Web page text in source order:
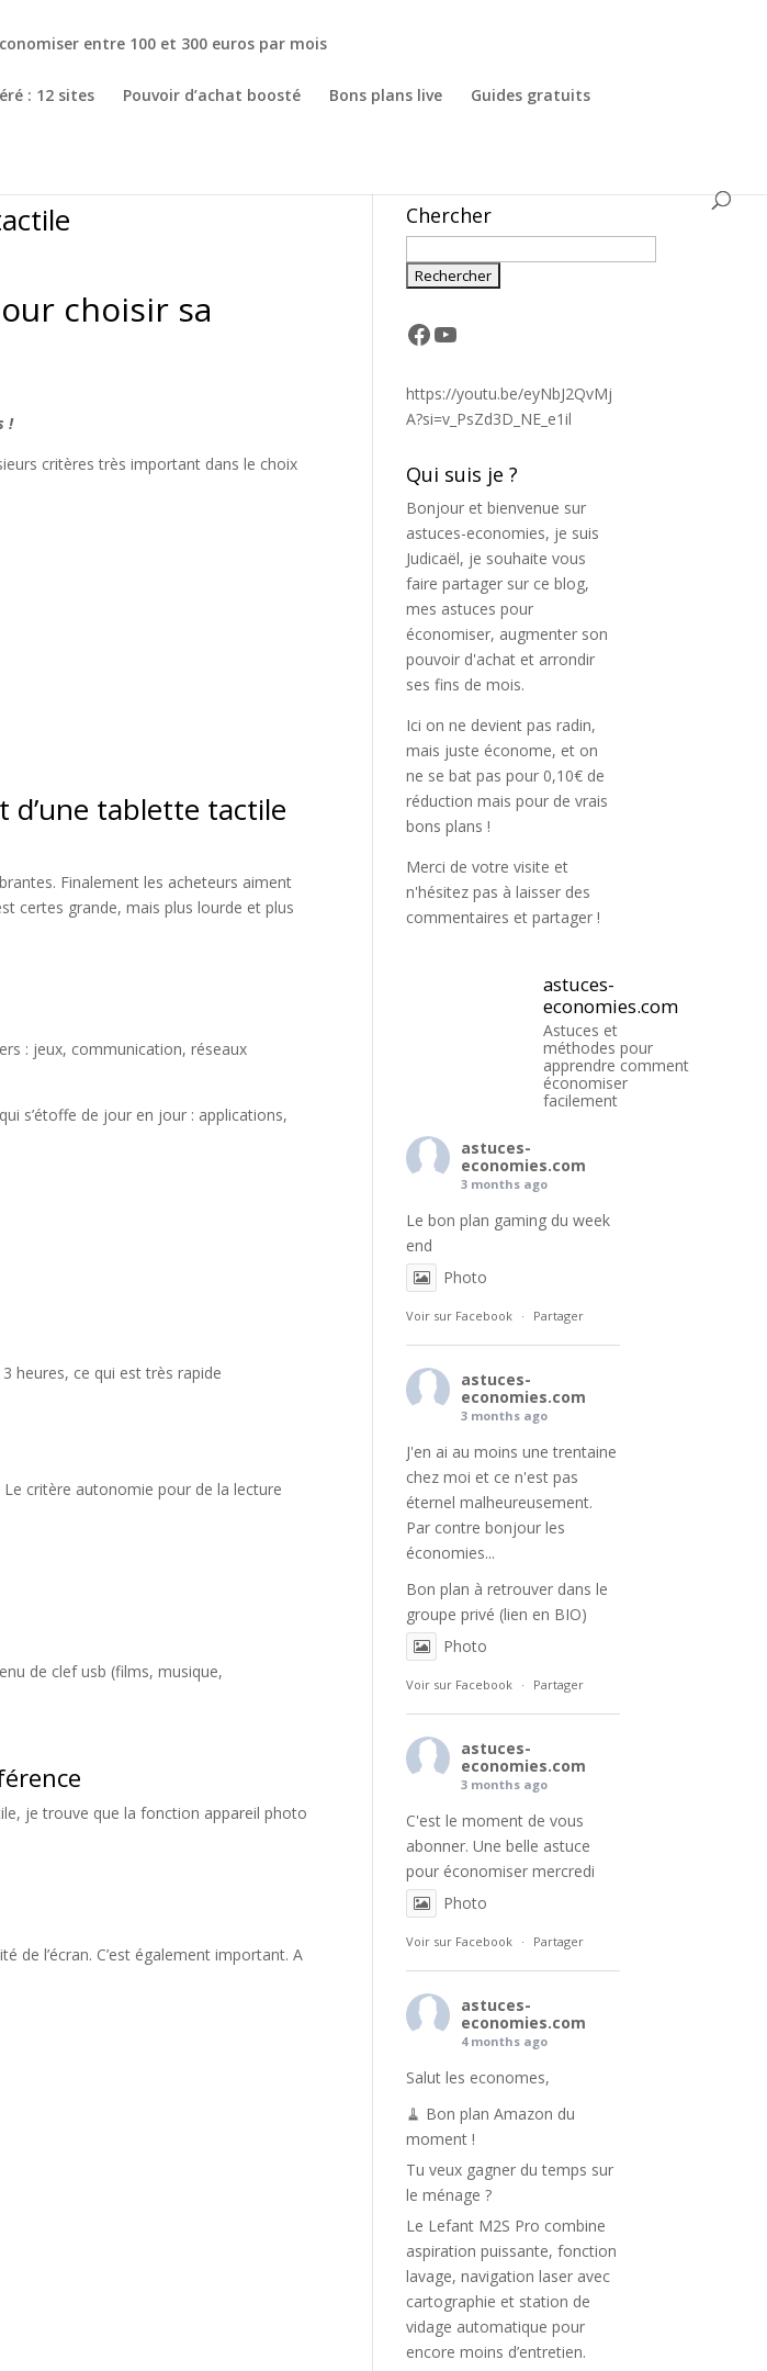
entre 100 et 300 euros par mois
: 12 sites Pouvoir d’achat boosté Bons plans live Guides gratuits
choisir sa
!
critères très important dans le choix
d’une tablette tactile
Finalement les acheteurs aiment
certes grande, mais plus lourde et plus
: jeux, communication, réseaux
s’étoffe de jour en jour : applications,
heures, ce qui est très rapide
critère autonomie pour de la lecture
de clef usb (films, musique,
je trouve que la fonction appareil photo
de l’écran. C’est également important. A
Chercher
Facebook
YouTube
https://youtu.be/eyNbJ2QvMj
A?si=v_PsZd3D_NE_e1il
Qui suis je ?
Bonjour et bienvenue sur
astuces-economies, je suis
Judicaël, je souhaite vous
faire partager sur ce blog,
mes astuces pour
économiser, augmenter son
pouvoir d'achat et arrondir
ses fins de mois.
Ici on ne devient pas radin,
mais juste économe, et on
ne se bat pas pour 0,10€ de
réduction mais pour de vrais
bons plans !
Merci de votre visite et
n'hésitez pas à laisser des
commentaires et partager !
astuces-
economies.com
Astuces et
méthodes pour
apprendre comment
économiser
facilement
astuces-
economies.com
3 months ago
Le bon plan gaming du week
end
Photo
Voir sur Facebook · Partager
astuces-
economies.com
3 months ago
J'en ai au moins une trentaine
chez moi et ce n'est pas
éternel malheureusement.
Par contre bonjour les
économies...
Bon plan à retrouver dans le
groupe privé (lien en BIO)
Photo
Voir sur Facebook · Partager
astuces-
economies.com
3 months ago
C'est le moment de vous
abonner. Une belle astuce
pour économiser mercredi
Photo
Voir sur Facebook · Partager
astuces-
economies.com
4 months ago
Salut les economes,
🧹 Bon plan Amazon du
moment !
Tu veux gagner du temps sur
le ménage ?
Le Lefant M2S Pro combine
aspiration puissante, fonction
lavage, navigation laser avec
cartographie et station de
vidage automatique pour
encore moins d’entretien.